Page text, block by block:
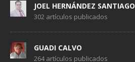
JOEL HERNÁNDEZ SANTIAGO
302 artículos publicados
GUADI CALVO
264 artículos publicados